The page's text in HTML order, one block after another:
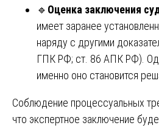
🔹 Оценка заключения
имеет заранее
наряду с другими
ГПК РФ; ст. 86 АПК РФ).
именно оно становится
Соблюдение процессуальных
что экспертное заключение